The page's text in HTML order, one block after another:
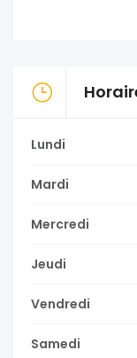
Lundi
Mardi
Mercredi
Jeudi
Vendredi
Samedi